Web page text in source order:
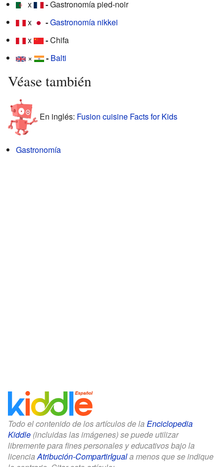
x
-Gastronomía pied-noir
x
-Gastronomía nikkei
x
-Chifa
×
- Balti
Véase también
En inglés: Fusion cuisine Facts for Kids
Gastronomía
Todo el contenido de los artículos de la Enciclopedia
Kiddle (incluidas las imágenes) se puede utilizar
libremente para fines personales y educativos bajo la
licenciaAtribución-CompartirIguala menos que se indique